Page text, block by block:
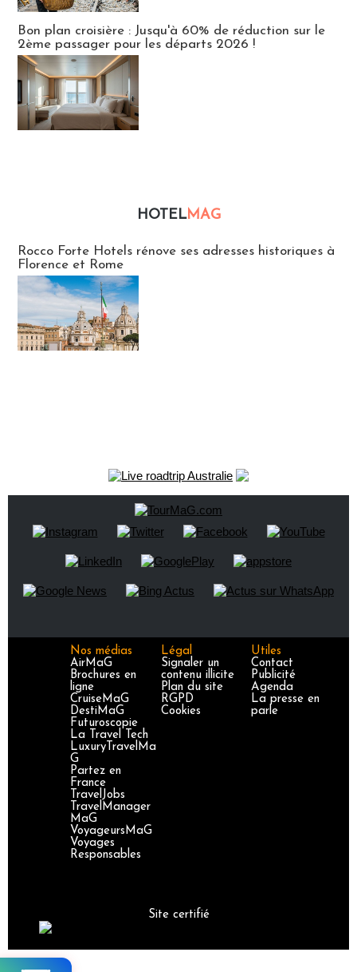
Bon plan croisière : Jusqu'à 60% de réduction sur le
2ème passager pour les départs 2026 !
HOTELMAG
Rocco Forte Hotels rénove ses adresses historiques à
Florence et Rome
Nos médias
AirMaG
Brochures en
ligne
CruiseMaG
DestiMaG
Futuroscopie
La Travel Tech
LuxuryTravelMa
G
Partez en
France
TravelJobs
TravelManager
MaG
VoyageursMaG
Voyages
Responsables
Légal
Signaler un
contenu illicite
Plan du site
RGPD
Cookies
Utiles
Contact
Publicité
Agenda
La presse en
parle
Site certifié